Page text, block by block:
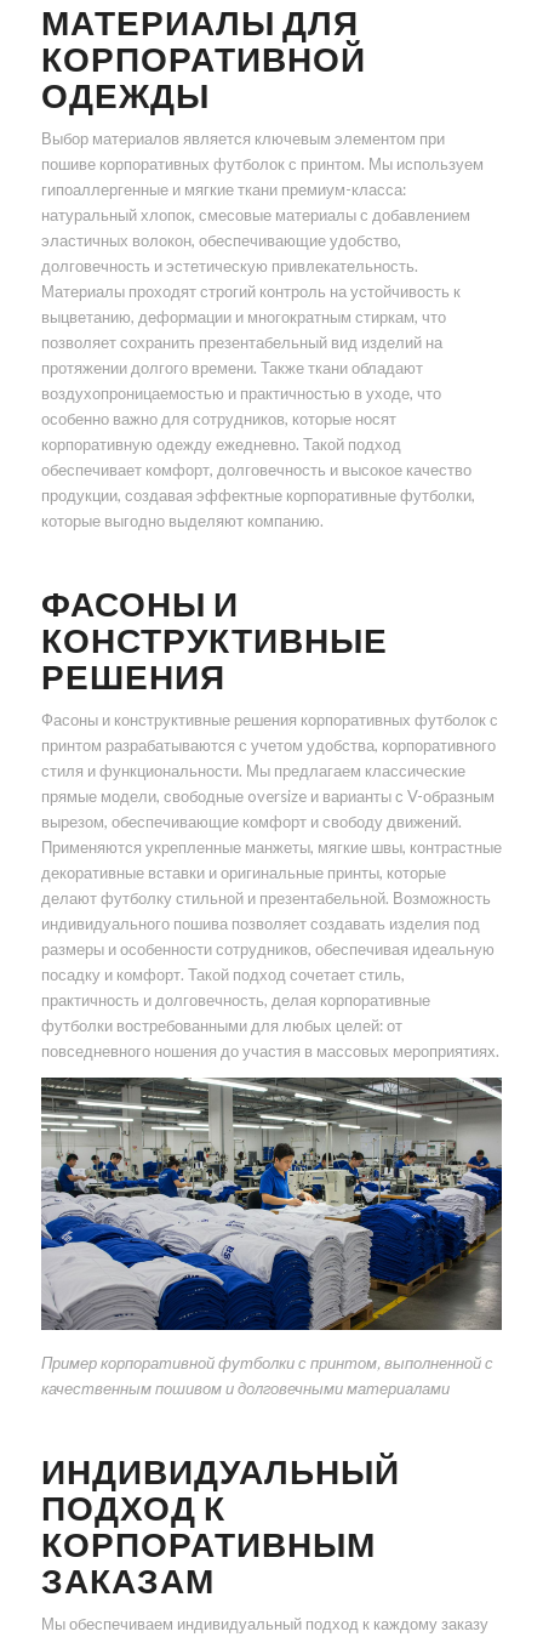
МАТЕРИАЛЫ ДЛЯ
КОРПОРАТИВНОЙ
ОДЕЖДЫ
Выбор материалов является ключевым элементом при
пошиве корпоративных футболок с принтом. Мы используем
гипоаллергенные и мягкие ткани премиум-класса:
натуральный хлопок, смесовые материалы с добавлением
эластичных волокон, обеспечивающие удобство,
долговечность и эстетическую привлекательность.
Материалы проходят строгий контроль на устойчивость к
выцветанию, деформации и многократным стиркам, что
позволяет сохранить презентабельный вид изделий на
протяжении долгого времени. Также ткани обладают
воздухопроницаемостью и практичностью в уходе, что
особенно важно для сотрудников, которые носят
корпоративную одежду ежедневно. Такой подход
обеспечивает комфорт, долговечность и высокое качество
продукции, создавая эффектные корпоративные футболки,
которые выгодно выделяют компанию.
ФАСОНЫ И
КОНСТРУКТИВНЫЕ
РЕШЕНИЯ
Фасоны и конструктивные решения корпоративных футболок с
принтом разрабатываются с учетом удобства, корпоративного
стиля и функциональности. Мы предлагаем классические
прямые модели, свободные oversize и варианты с V-образным
вырезом, обеспечивающие комфорт и свободу движений.
Применяются укрепленные манжеты, мягкие швы, контрастные
декоративные вставки и оригинальные принты, которые
делают футболку стильной и презентабельной. Возможность
индивидуального пошива позволяет создавать изделия под
размеры и особенности сотрудников, обеспечивая идеальную
посадку и комфорт. Такой подход сочетает стиль,
практичность и долговечность, делая корпоративные
футболки востребованными для любых целей: от
повседневного ношения до участия в массовых мероприятиях.
Пример корпоративной футболки с принтом, выполненной с
качественным пошивом и долговечными материалами
ИНДИВИДУАЛЬНЫЙ
ПОДХОД К
КОРПОРАТИВНЫМ
ЗАКАЗАМ
Мы обеспечиваем индивидуальный подход к каждому заказу